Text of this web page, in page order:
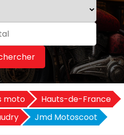
moto
Hauts-de-France
Jmd Motoscoot